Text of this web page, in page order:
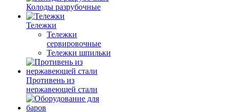
Колоды разрубочные
Тележки
Тележки
сервировочные
Тележки шпильки
Противень из
нержавеющей стали